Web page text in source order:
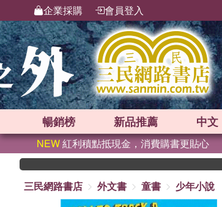
企業採購 會員登入
暢銷榜 新品推薦 中文
NEW紅利積點抵現金，消費購書更貼心
三民網路書店
外文書 童書 少年小說